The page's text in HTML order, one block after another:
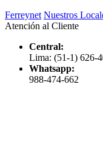
Ferreynet Nuestros
Atención al Cliente
Central:
Lima: (51-1) 626-
Whatsapp:
988-474-662